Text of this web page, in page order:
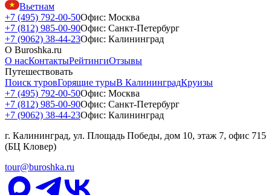
Вьетнам
+7 (495) 792-00-50Офис: Москва
+7 (812) 985-00-90Офис: Санкт-Петербург
+7 (9062) 38-44-23Офис: Калининград
О Buroshka.ru
О насКонтактыРейтингиОтзывы
Путешествовать
Поиск туровГорящие турыВ КалининградКруизы
+7 (495) 792-00-50Офис: Москва
+7 (812) 985-00-90Офис: Санкт-Петербург
+7 (9062) 38-44-23Офис: Калининград
г. Калининград, ул. Площадь Победы, дом 10, этаж 7, офис 715
(БЦ Кловер)
tour@buroshka.ru